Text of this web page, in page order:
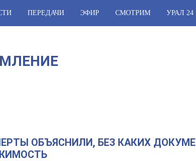
ПЕРЕДАЧИ ЭФИР СМОТРИМ УРАЛ 24
ОБЪЯСНИЛИ, БЕЗ КАКИХ